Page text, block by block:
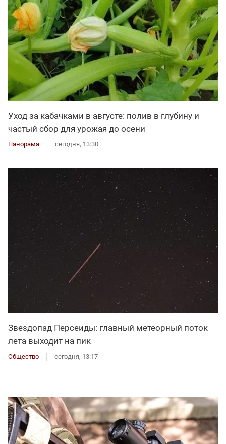
Уход за кабачками в августе: полив в глубину и
частый сбор для урожая до осени
Панорама сегодня, 13:30
Звездопад Персеиды: главный метеорный поток
лета выходит на пик
Общество сегодня, 13:17